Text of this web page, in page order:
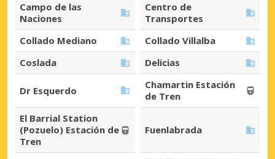
Campo de las
Naciones
Centro de
Transportes
Collado Mediano
Collado Villalba
Coslada
Delicias
Dr Esquerdo
Chamartin Estación
de Tren
El Barrial Station
(Pozuelo) Estación de
Tren
Fuenlabrada